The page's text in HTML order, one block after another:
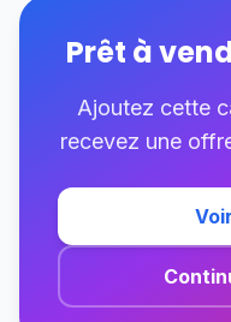
Prêt à
Ajoutez cette
recevez une